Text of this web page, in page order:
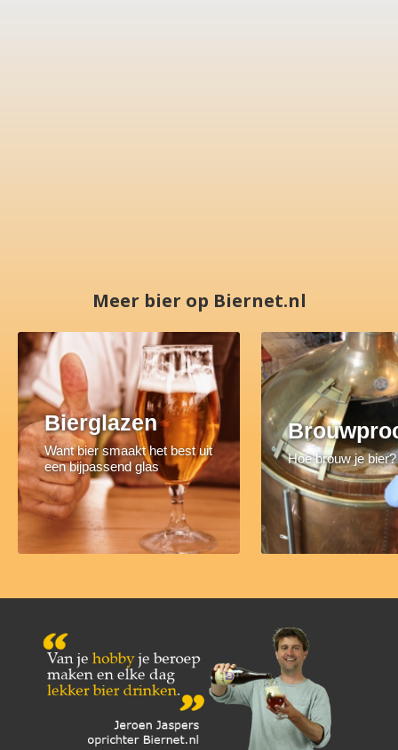
Meer bier op Biernet.nl
Bierglazen
Want bier smaakt het best uit
een bijpassend glas
Hoe brouw je bier?